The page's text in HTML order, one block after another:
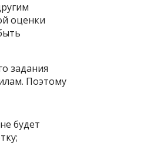
оценки
задания
Поэтому
будет